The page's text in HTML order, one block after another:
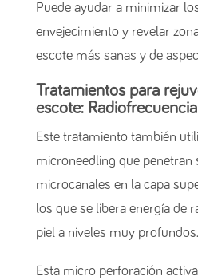
Puede ayudar a minimizar
envejecimiento y revelar
escote más sanas y de
Tratamientos para
escote:
Este tratamiento también
microneedling que penetran
microcanales en la capa
los que se libera energía de
piel a niveles muy profundos.
Esta micro perforación